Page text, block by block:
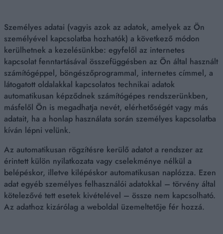
Személyes adatai (vagyis azok az adatok, amelyek az Ön
személyével kapcsolatba hozhatók) a következő módon
kerülhetnek a kezelésünkbe: egyfelől az internetes
kapcsolat fenntartásával összefüggésben az Ön által használt
számítógéppel, böngészőprogrammal, internetes címmel, a
látogatott oldalakkal kapcsolatos technikai adatok
automatikusan képződnek számítógépes rendszerünkben,
másfelől Ön is megadhatja nevét, elérhetőségét vagy más
adatait, ha a honlap használata során személyes kapcsolatba
kíván lépni velünk.
Az automatikusan rögzítésre kerülő adatot a rendszer az
érintett külön nyilatkozata vagy cselekménye nélkül a
belépéskor, illetve kilépéskor automatikusan naplózza. Ezen
adat egyéb személyes felhasználói adatokkal – törvény által
kötelezővé tett esetek kivételével – össze nem kapcsolható.
Az adathoz kizárólag a weboldal üzemeltetője fér hozzá.